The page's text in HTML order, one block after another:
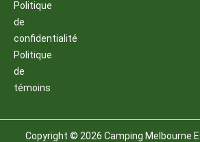
Politique
de
confidentialité
Politique
de
témoins
Copyright © 2026 Camping Melbourne